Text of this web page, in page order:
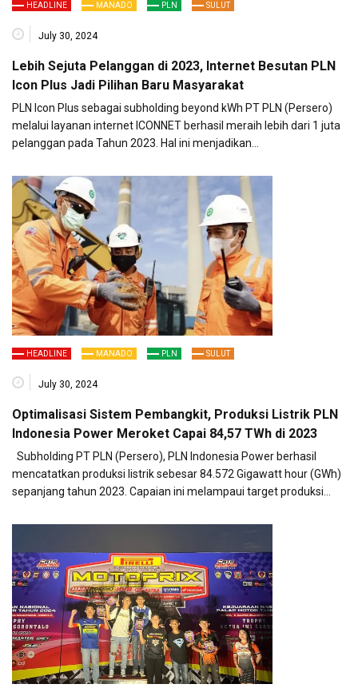
HEADLINE MANADO PLN SULUT
July 30, 2024
Lebih Sejuta Pelanggan di 2023, Internet Besutan PLN
Icon Plus Jadi Pilihan Baru Masyarakat
PLN Icon Plus sebagai subholding beyond kWh PT PLN (Persero)
melalui layanan internet ICONNET berhasil meraih lebih dari 1 juta
pelanggan pada Tahun 2023. Hal ini menjadikan…
HEADLINE MANADO PLN SULUT
July 30, 2024
Optimalisasi Sistem Pembangkit, Produksi Listrik PLN
Indonesia Power Meroket Capai 84,57 TWh di 2023
Subholding PT PLN (Persero), PLN Indonesia Power berhasil
mencatatkan produksi listrik sebesar 84.572 Gigawatt hour (GWh)
sepanjang tahun 2023. Capaian ini melampaui target produksi…